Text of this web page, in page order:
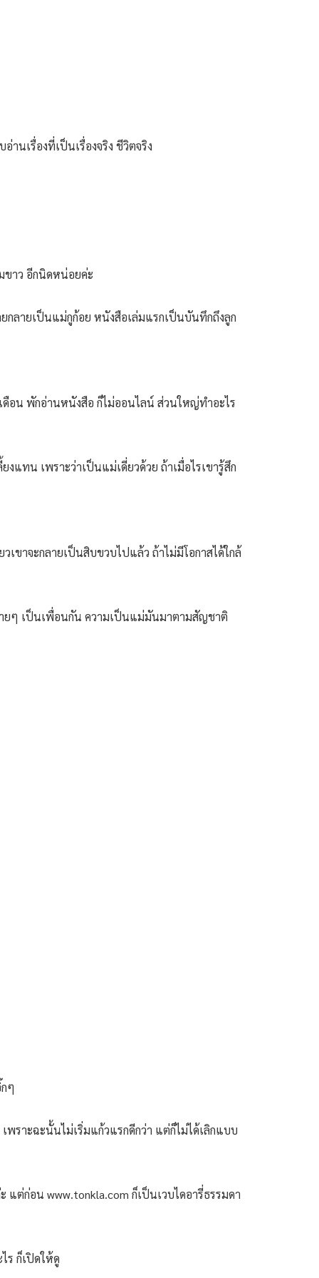
นเรื่องที่เป็นเรื่องจริง ชีวิตจริง
ขาว อีกนิดหน่อยค่ะ
กลายเป็นแม่กูก้อย หนังสือเล่มแรกเป็นบันทึกถึงลูก
อน พักอ่านหนังสือ ก็ไม่ออนไลน์ ส่วนใหญ่ทำอะไร
แทน เพราะว่าเป็นแม่เดี่ยวด้วย ถ้าเมื่อไรเขารู้สึก
เขาจะกลายเป็นสิบขวบไปแล้ว ถ้าไม่มีโอกาสได้ใกล้
ายๆ เป็นเพื่อนกัน ความเป็นแม่มันมาตามสัญชาติ
ๆ
ราะฉะนั้นไม่เริ่มแก้วแรกดีกว่า แต่ก็ไม่ได้เลิกแบบ
แต่ก่อน www.tonkla.com ก็เป็นเวบไดอารี่ธรรมดา
ร ก็เปิดให้ดู